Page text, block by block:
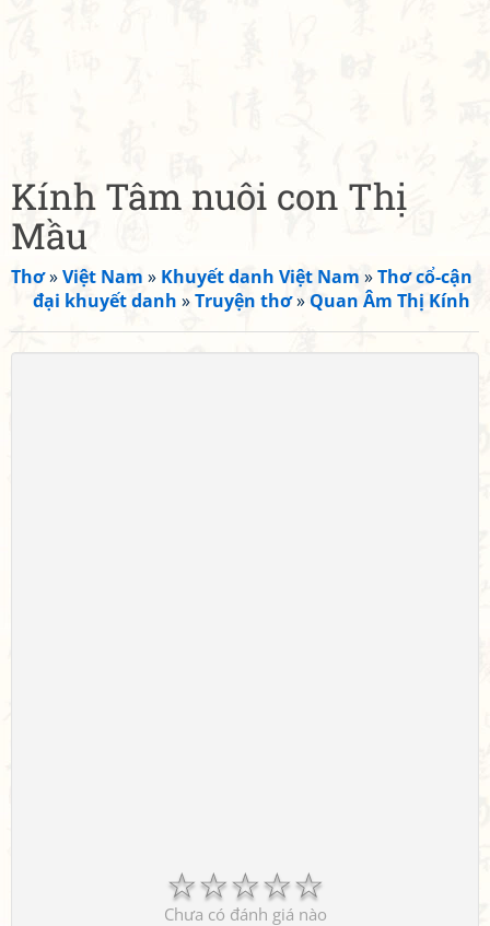
Kính Tâm nuôi con Thị
Mầu
Thơ»Việt Nam » Khuyết danh Việt Nam »Thơ cổ-cận
đại khuyết danh »Truyện thơ» Quan Âm Thị Kính
☆
☆
☆
☆
☆
Chưa có đánh giá nào